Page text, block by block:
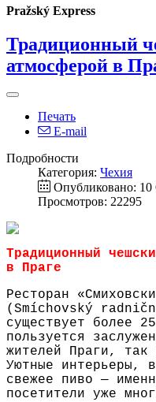
Pražský Express
Традиционный
атмосферой в
Печать
E-mail
Подробности
Категория: Чехия
Опубликовано: 10
Просмотров: 22295
Традиционный
в Праге
Ресторан
(Smíchovský
существует более
пользуется
жителей Праги, так
Уютные интерьеры,
свежее пиво —
посетители уже